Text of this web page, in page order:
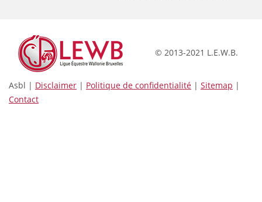
© 2013-2021 L.E.W.B.
Asbl | Disclaimer | Politique de confidentialité | Sitemap |
Contact